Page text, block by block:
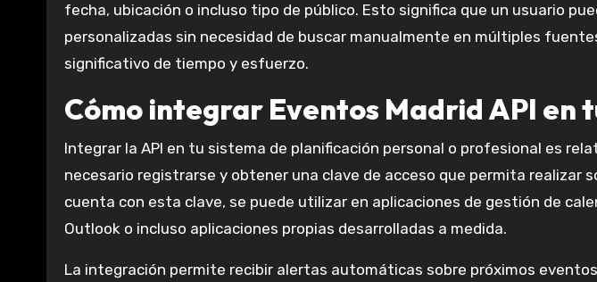
fecha, ubicación o incluso tipo de público. Esto significa que un usuario
personalizadas sin necesidad de buscar manualmente en múltiples
significativo de tiempo y esfuerzo.
Cómo integrar Eventos Madrid API en
Integrar la API en tu sistema de planificación personal o profesional es
necesario registrarse y obtener una clave de acceso que permita realizar
cuenta con esta clave, se puede utilizar en aplicaciones de gestión de
Outlook o incluso aplicaciones propias desarrolladas a medida.
La integración permite recibir alertas automáticas sobre próximos